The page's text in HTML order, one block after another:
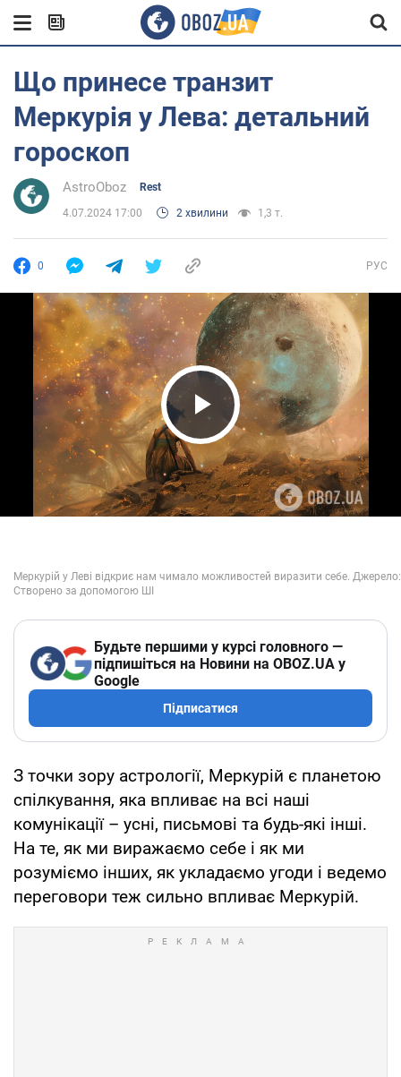
Що принесе транзит
Меркурія у Лева: детальний
гороскоп
AstroOboz Rest
4.07.2024 17:00 2 хвилини 1,3 т.
0 РУС
Play Video
Будьте першими у курсі головного —
підпишіться на Новини на OBOZ.UA у
Google
Підписатися
З точки зору астрології, Меркурій є планетою
спілкування, яка впливає на всі наші
комунікації – усні, письмові та будь-які інші.
На те, як ми виражаємо себе і як ми
розуміємо інших, як укладаємо угоди і ведемо
переговори теж сильно впливає Меркурій.